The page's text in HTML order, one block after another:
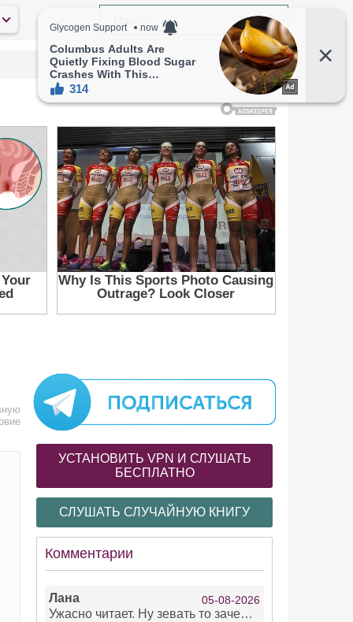
УСТАНОВИТЬ VPN И СЛУШАТЬ
БЕСПЛАТНО
СЛУШАТЬ СЛУЧАЙНУЮ КНИГУ
Комментарии
Лана 05-08-2026
Ужасно читает. Ну зевать то зачем. Уже не говорю, что ударения ставит, как хочет.